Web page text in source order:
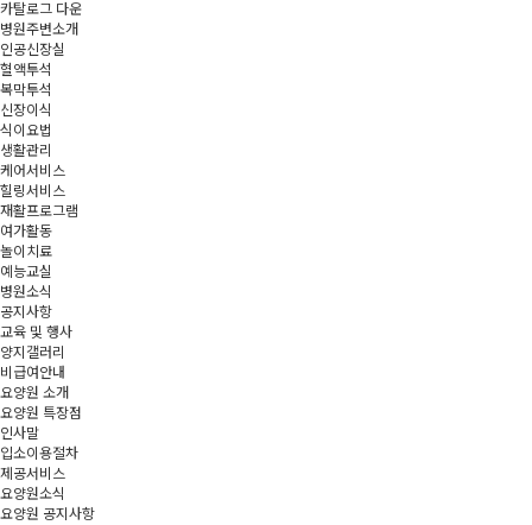
카탈로그 다운
병원주변소개
인공신장실
혈액투석
복막투석
신장이식
식이요법
생활관리
케어서비스
힐링서비스
재활프로그램
여가활동
놀이치료
예능교실
병원소식
공지사항
교육 및 행사
양지갤러리
비급여안내
요양원 소개
요양원 특장점
인사말
입소이용절차
제공서비스
요양원소식
요양원 공지사항